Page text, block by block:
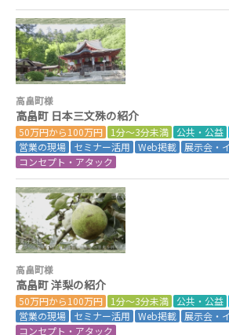
高畠町様
高畠町 日本三文殊の紹介
50万円から100万円 1分～3分未満 公共・公益
営業の現場
セミナー活用 Web掲載
展示会・
コンセプト・アタック
高畠町様
高畠町 洋梨の紹介
50万円から100万円 1分～3分未満 公共・公益
営業の現場
セミナー活用 Web掲載
展示会・
コンセプト・アタック